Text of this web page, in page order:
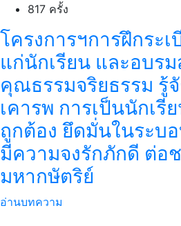
817 ครั้ง
โครงการฯการฝึกระ
แก่นักเรียน และอบรม
คุณธรรมจริยธรรม รู้
เคารพ การเป็นนักเรี
ถูกต้อง ยึดมั่นในระบ
มีความจงรักภักดี ต่อ
มหากษัตริย์
อ่านบทความ